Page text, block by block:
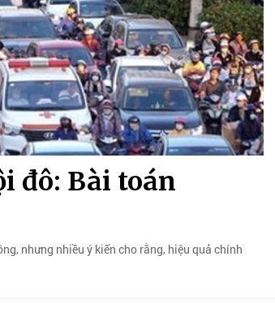
đô: Bài toán
nhưng nhiều ý kiến cho rằng, hiệu quả chính